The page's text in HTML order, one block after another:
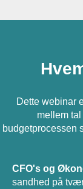
Dette webinar
mellem
budgetprocessen
CFO's og
sandhed på